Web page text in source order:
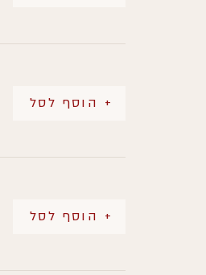
+ הוסף לסל
+ הוסף לסל